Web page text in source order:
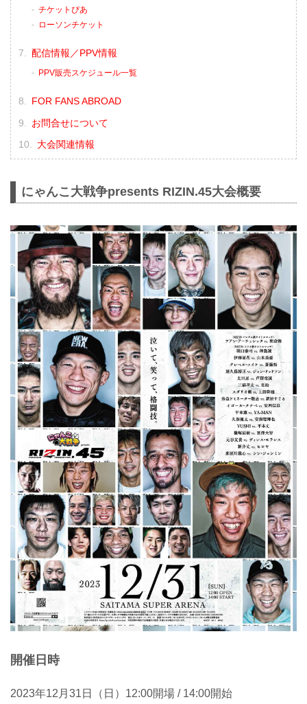
チケットぴあ
ローソンチケット
配信情報／PPV情報
PPV販売スケジュール一覧
FOR FANS ABROAD
お問合せについて
大会関連情報
にゃんこ大戦争presents RIZIN.45大会概要
開催日時
2023年12月31日（日）12:00開場 / 14:00開始